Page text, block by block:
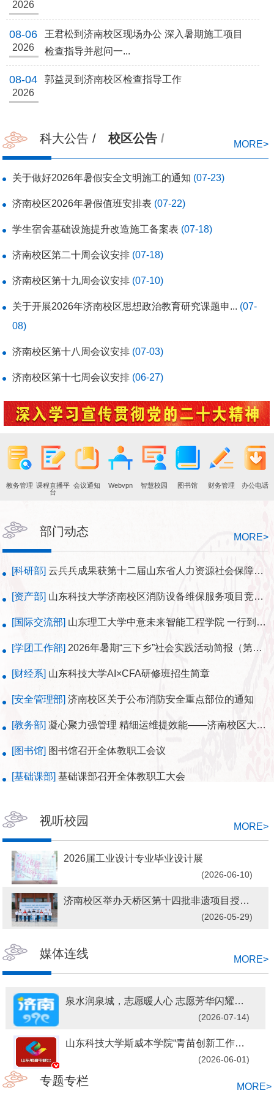
2026
08-06
2026
王君松到济南校区现场办公 深入暑期施工项目
检查指导并慰问一...
08-04
2026
郭益灵到济南校区检查指导工作
科大公告 / 校区公告 / MORE>
关于做好2026年暑假安全文明施工的通知 (07-23)
济南校区2026年暑假值班安排表 (07-22)
学生宿舍基础设施提升改造施工备案表 (07-18)
济南校区第二十周会议安排 (07-18)
济南校区第十九周会议安排 (07-10)
关于开展2026年济南校区思想政治教育研究课题申... (07-
08)
济南校区第十八周会议安排 (07-03)
济南校区第十七周会议安排 (06-27)
教务管理 课程直播平
台
会议通知 Webvpn 智慧校园 图书馆 财务管理 办公电话
部门动态 MORE>
[科研部] 云兵兵成果获第十二届山东省人力资源社会保障优秀科研成果
[资产部] 山东科技大学济南校区消防设备维保服务项目竞争性谈判公告
[国际交流部] 山东理工大学中意未来智能工程学院 一行到济南校区调研交流
[学团工作部] 2026年暑期“三下乡”社会实践活动简报（第二期）
[财经系] 山东科技大学AI×CFA研修班招生简章
[安全管理部] 济南校区关于公布消防安全重点部位的通知
[教务部] 凝心聚力强管理 精细运维提效能——济南校区大型仪器设备绩效考核获评合格
[图书馆] 图书馆召开全体教职工会议
[基础课部] 基础课部召开全体教职工大会
[后勤管理部] 后勤管理部召开专题会议 全面部署暑期重点工作
[财务部] 校区召开2026年财务预算工作会议
[斯威本学院] 斯威本学院党委“红帆引航·铸魂成长”讲党课暨谈心谈话系列活动第二讲顺利举行
[党政办公室] 济南校区关于做好2025年计划外用工年度考核工作的通知
视听校园 MORE>
2026届工业设计专业毕业设计展
(2026-06-10)
济南校区举办天桥区第十四批非遗项目授牌仪式暨“非...
(2026-05-29)
媒体连线 MORE>
泉水润泉城，志愿暖人心 志愿芳华闪耀泉水节
(2026-07-14)
山东科技大学斯威本学院“青苗创新工作室”揭牌仪式举行
(2026-06-01)
专题专栏 MORE>